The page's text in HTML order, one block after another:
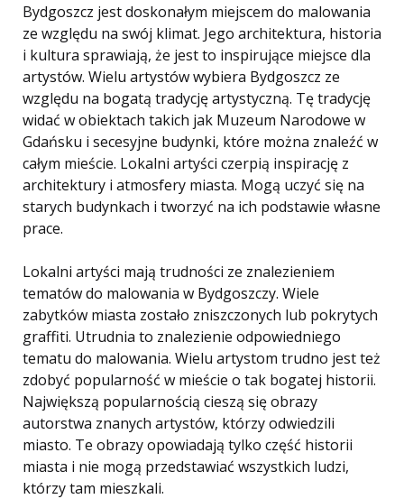
Bydgoszcz jest doskonałym miejscem do malowania
ze względu na swój klimat. Jego architektura, historia
i kultura sprawiają, że jest to inspirujące miejsce dla
artystów. Wielu artystów wybiera Bydgoszcz ze
względu na bogatą tradycję artystyczną. Tę tradycję
widać w obiektach takich jak Muzeum Narodowe w
Gdańsku i secesyjne budynki, które można znaleźć w
całym mieście. Lokalni artyści czerpią inspirację z
architektury i atmosfery miasta. Mogą uczyć się na
starych budynkach i tworzyć na ich podstawie własne
prace.
Lokalni artyści mają trudności ze znalezieniem
tematów do malowania w Bydgoszczy. Wiele
zabytków miasta zostało zniszczonych lub pokrytych
graffiti. Utrudnia to znalezienie odpowiedniego
tematu do malowania. Wielu artystom trudno jest też
zdobyć popularność w mieście o tak bogatej historii.
Największą popularnością cieszą się obrazy
autorstwa znanych artystów, którzy odwiedzili
miasto. Te obrazy opowiadają tylko część historii
miasta i nie mogą przedstawiać wszystkich ludzi,
którzy tam mieszkali.